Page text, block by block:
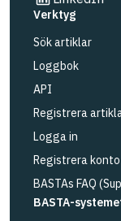
Verktyg
Sök artiklar
Loggbok
API
Registrera
Logga in
Registrera konto
BASTAs FAQ
BASTA-